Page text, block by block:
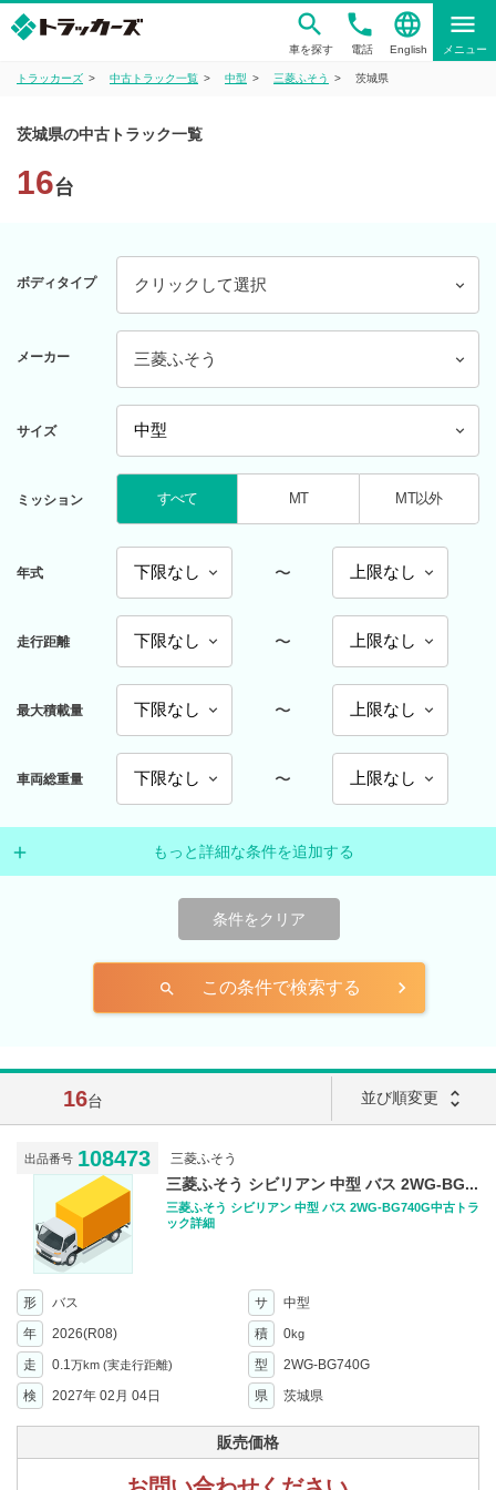
車を探す
phone
電話
language
English
menu
メニュー
トラッカーズ 中古トラック一覧 中型 三菱ふそう 茨城県
茨城県の中古トラック一覧
16台
ボディタイプ クリックして選択
メーカー 三菱ふそう
サイズ
ミッション すべて MT MT以外
年式 〜
走行距離 〜
最大積載量 〜
車両総重量 〜
もっと詳細な条件を追加する
条件をクリア
search この条件で検索する
16台 並び順変更 unfold_more
出品番号 108473 三菱ふそう
三菱ふそう シビリアン 中型 バス 2WG-BG...
三菱ふそう シビリアン 中型 バス 2WG-BG740G中古トラ
ック詳細
形 バス サ
中型
年
2026(R08) 積 0kg
走 0.1万km (実走行距離) 型
2WG-BG740G
検
2027年 02月 04日 県 茨城県
販売価格